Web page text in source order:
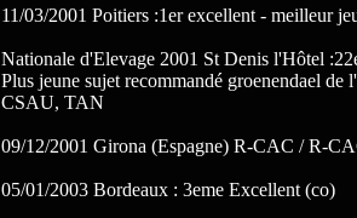
11/03/2001 Poitiers :1er excellent - meilleur
Nationale d'Elevage 2001 St Denis l'Hôtel
Plus jeune sujet recommandé groenendael de
CSAU, TAN
09/12/2001 Girona (Espagne) R-CAC / R-
05/01/2003 Bordeaux : 3eme Excellent (co)